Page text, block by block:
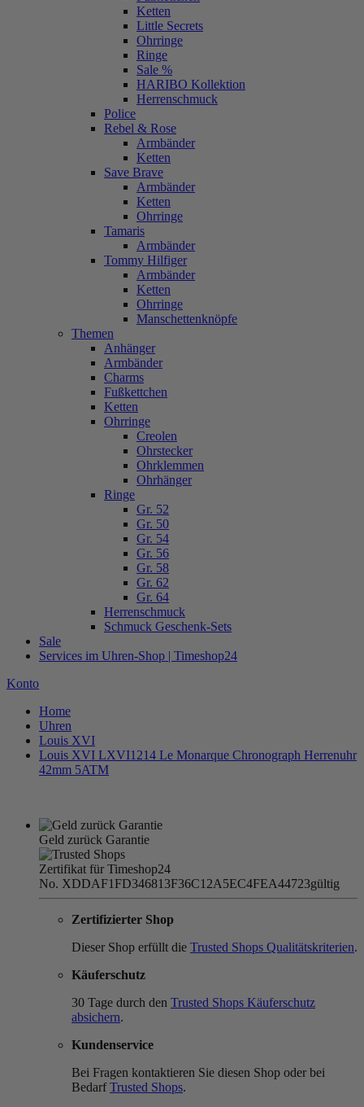
Ketten
Little Secrets
Ohrringe
Ringe
Sale %
HARIBO Kollektion
Herrenschmuck
Police
Rebel & Rose
Armbänder
Ketten
Save Brave
Armbänder
Ketten
Ohrringe
Tamaris
Armbänder
Tommy Hilfiger
Armbänder
Ketten
Ohrringe
Manschettenknöpfe
Themen
Anhänger
Armbänder
Charms
Fußkettchen
Ketten
Ohrringe
Creolen
Ohrstecker
Ohrklemmen
Ohrhänger
Ringe
Gr. 52
Gr. 50
Gr. 54
Gr. 56
Gr. 58
Gr. 62
Gr. 64
Herrenschmuck
Schmuck Geschenk-Sets
Sale
Services im Uhren-Shop | Timeshop24
Konto
Home
Uhren
Louis XVI
Louis XVI LXVI1214 Le Monarque Chronograph Herrenuhr
42mm 5ATM
Geld zurück Garantie
Zertifikat für Timeshop24
No. XDDAF1FD346813F36C12A5EC4FEA44723gültig
Zertifizierter Shop
Dieser Shop erfüllt die Trusted Shops Qualitätskriterien.
Käuferschutz
30 Tage durch den Trusted Shops Käuferschutz
absichern.
Kundenservice
Bei Fragen kontaktieren Sie diesen Shop oder bei
BedarfTrusted Shops.